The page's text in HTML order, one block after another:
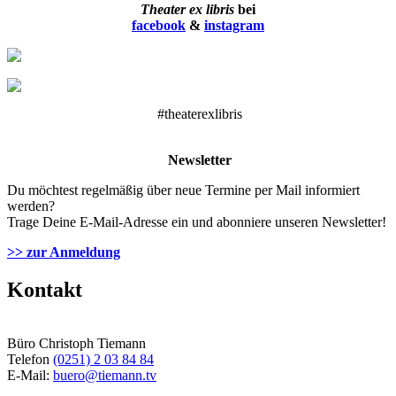
Theater ex libris bei
facebook & instagram
#theaterexlibris
Newsletter
Du möchtest regelmäßig über neue Termine per Mail informiert
werden?
Trage Deine E-Mail-Adresse ein und abonniere unseren Newsletter!
>> zur Anmeldung
Kontakt
Büro Christoph Tiemann
Telefon (0251) 2 03 84 84
E-Mail: buero@tiemann.tv